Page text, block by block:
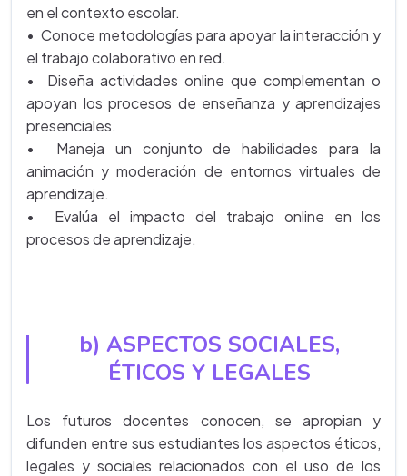
en el contexto escolar.
• Conoce metodologías para apoyar la interacción y
el trabajo colaborativo en red.
• Diseña actividades online que complementan o
apoyan los procesos de enseñanza y aprendizajes
presenciales.
• Maneja un conjunto de habilidades para la
animación y moderación de entornos virtuales de
aprendizaje.
• Evalúa el impacto del trabajo online en los
procesos de aprendizaje.
b) ASPECTOS SOCIALES,
ÉTICOS Y LEGALES
Los futuros docentes conocen, se apropian y
difunden entre sus estudiantes los aspectos éticos,
legales y sociales relacionados con el uso de los